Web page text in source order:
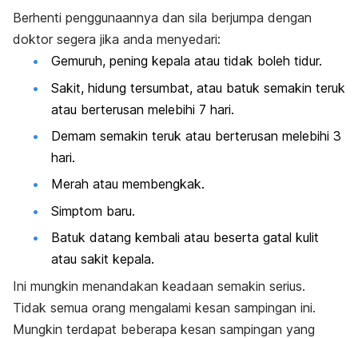
Berhenti penggunaannya dan sila berjumpa dengan
doktor segera jika anda menyedari:
Gemuruh, pening kepala atau tidak boleh tidur.
Sakit, hidung tersumbat, atau batuk semakin teruk
atau berterusan melebihi 7 hari.
Demam semakin teruk atau berterusan melebihi 3
hari.
Merah atau membengkak.
Simptom baru.
Batuk datang kembali atau beserta gatal kulit
atau sakit kepala.
Ini mungkin menandakan keadaan semakin serius.
Tidak semua orang mengalami kesan sampingan ini.
Mungkin terdapat beberapa kesan sampingan yang